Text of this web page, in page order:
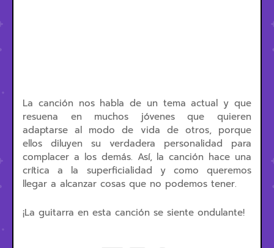
La canción nos habla de un tema actual y que
resuena en muchos jóvenes que quieren
adaptarse al modo de vida de otros, porque
ellos diluyen su verdadera personalidad para
complacer a los demás. Así, la canción hace una
crítica a la superficialidad y como queremos
llegar a alcanzar cosas que no podemos tener.
¡La guitarra en esta canción se siente ondulante!